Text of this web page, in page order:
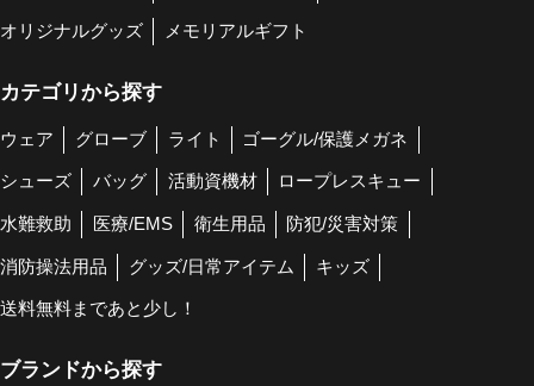
オリジナルグッズ メモリアルギフト
カテゴリから探す
ウェア グローブ ライト ゴーグル/保護メガネ
シューズ バッグ 活動資機材 ロープレスキュー
水難救助 医療/EMS 衛生用品 防犯/災害対策
消防操法用品 グッズ/日常アイテム キッズ
送料無料まであと少し！
ブランドから探す